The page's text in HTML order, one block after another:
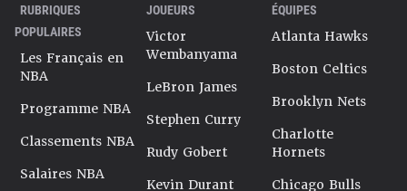
RUBRIQUES
POPULAIRES
Les Français en
NBA
Programme NBA
Classements NBA
Salaires NBA
JOUEURS
Victor
Wembanyama
LeBron James
Stephen Curry
Rudy Gobert
Kevin Durant
ÉQUIPES
Atlanta Hawks
Boston Celtics
Brooklyn Nets
Charlotte
Hornets
Chicago Bulls